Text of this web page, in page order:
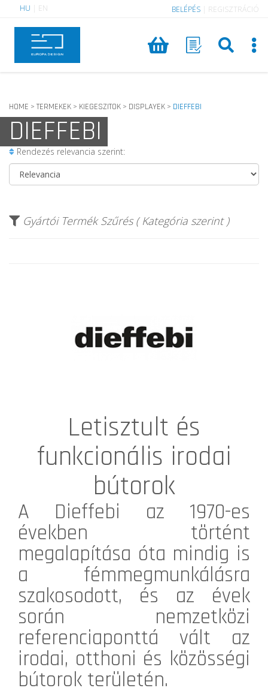
HU EN BELÉPÉS REGISZTRÁCIÓ
HOME > TERMEKEK > KIEGESZITOK > DISPLAYEK > DIEFFEBI
DIEFFEBI
Rendezés relevancia szerint:
Gyártói Termék Szűrés ( Kategória szerint )
Letisztult és
funkcionális irodai
bútorok
A Dieffebi az 1970-es
években történt
megalapítása óta mindig is
a fémmegmunkálásra
szakosodott, és az évek
során nemzetközi
referenciaponttá vált az
irodai, otthoni és közösségi
bútorok területén.